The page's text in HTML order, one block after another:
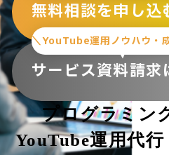
無料相談を申し込
＼YouTube運用ノウハウ・
サービス資料請求
プログラミン
YouTube運用代